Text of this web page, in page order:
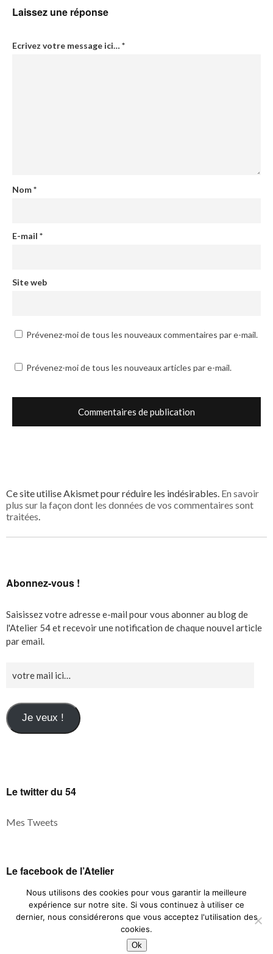
Laissez une réponse
Ecrivez votre message ici… *
Nom*
E-mail *
Site web
Prévenez-moi de tous les nouveaux commentaires par e-mail.
Prévenez-moi de tous les nouveaux articles par e-mail.
Ce site utilise Akismet pour réduire les indésirables. En savoir
plus sur la façon dont les données de vos commentaires sont
traitées.
Abonnez-vous !
Saisissez votre adresse e-mail pour vous abonner au blog de
l'Atelier 54 et recevoir une notification de chaque nouvel article
par email.
Je veux !
Le twitter du 54
Mes Tweets
Le facebook de l’Atelier
L'atelier de l'association BD54 de Paris
Nous utilisons des cookies pour vous garantir la meilleure
expérience sur notre site. Si vous continuez à utiliser ce
dernier, nous considérerons que vous acceptez l'utilisation des
cookies.
Ok